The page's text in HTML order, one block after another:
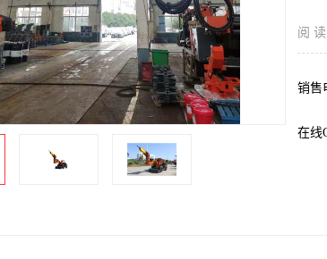
阅 读
销售
在线